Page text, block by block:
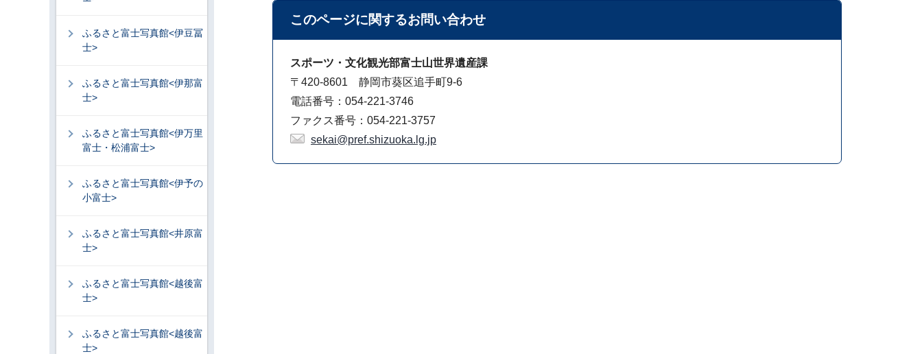
このページに関するお問い合わせ
スポーツ・文化観光部富士山世界遺産課
〒420-8601 静岡市葵区追手町9-6
電話番号：054-221-3746
ファクス番号：054-221-3757
sekai@pref.shizuoka.lg.jp
ふるさと富士写真館<伊豆冨
士>
ふるさと富士写真館<伊那富
士>
ふるさと富士写真館<伊万里
富士・松浦富士>
ふるさと富士写真館<伊予の
小富士>
ふるさと富士写真館<井原富
士>
ふるさと富士写真館<越後富
士>
ふるさと富士写真館<越後富
士>